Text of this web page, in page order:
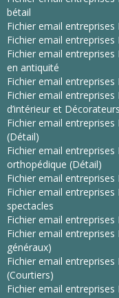
bétail
Fichier email
Fichier email
Fichier email
en antiquité
Fichier email
Fichier email
d’intérieur et Décorateurs
Fichier email
(Détail)
Fichier email
orthopédique (Détail)
Fichier email
Fichier email
spectacles
Fichier email
Fichier email
généraux)
Fichier email
(Courtiers)
Fichier email